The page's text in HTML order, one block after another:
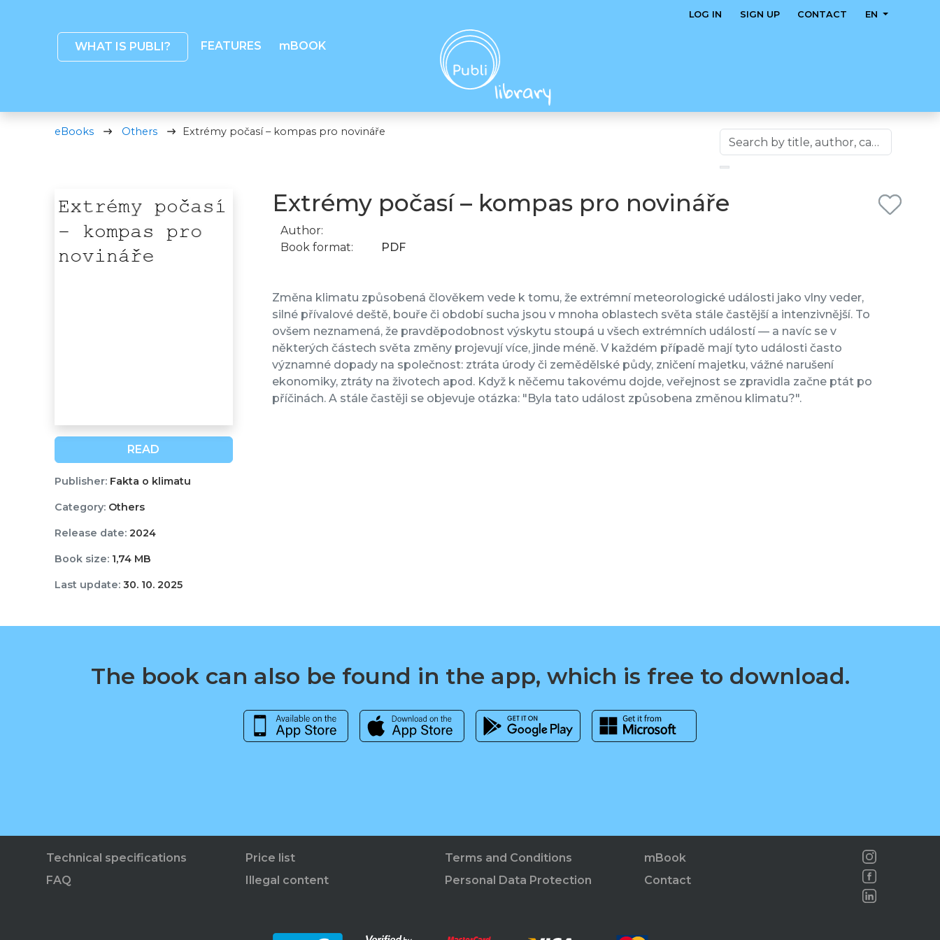
WHAT IS PUBLI? FEATURES mBOOK
LOG IN SIGN UP CONTACT EN
eBooks Others Extrémy počasí – kompas pro novináře
READ
Publisher:Fakta o klimatu
Category:Others
Release date:2024
Book size:1,74 MB
Last update:30. 10. 2025
Extrémy počasí – kompas pro novináře
Author:
Book format:
PDF
Změna klimatu způsobená člověkem vede k tomu, že extrémní meteorologické události jako vlny veder,
silné přívalové deště, bouře či období sucha jsou v mnoha oblastech světa stále častější a intenzivnější. To
ovšem neznamená, že pravděpodobnost výskytu stoupá u všech extrémních událostí — a navíc se v
některých částech světa změny projevují více, jinde méně. V každém případě mají tyto události často
významné dopady na společnost: ztráta úrody či zemědělské půdy, zničení majetku, vážné narušení
ekonomiky, ztráty na životech apod. Když k něčemu takovému dojde, veřejnost se zpravidla začne ptát po
příčinách. A stále častěji se objevuje otázka: "Byla tato událost způsobena změnou klimatu?".
The book can also be found in the app, which is free to download.
Technical specifications
FAQ
Price list
Illegal content
Terms and Conditions
Personal Data Protection
mBook
Contact